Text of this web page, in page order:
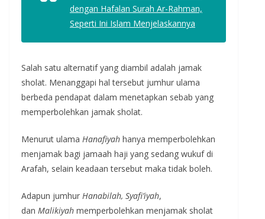
dengan Hafalan Surah Ar-Rahman,
Seperti Ini Islam Menjelaskannya
Salah satu alternatif yang diambil adalah jamak
sholat. Menanggapi hal tersebut jumhur ulama
berbeda pendapat dalam menetapkan sebab yang
memperbolehkan jamak sholat.
Menurut ulama Hanafiyah hanya memperbolehkan
menjamak bagi jamaah haji yang sedang wukuf di
Arafah, selain keadaan tersebut maka tidak boleh.
Adapun jumhur Hanabilah, Syafi’iyah,
dan Malikiyah memperbolehkan menjamak sholat